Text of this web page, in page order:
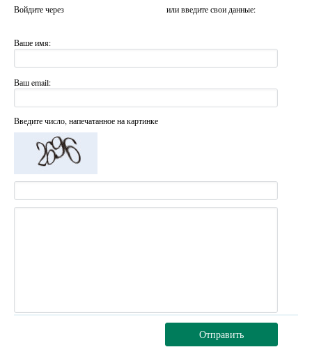
Войдите через или введите свои данные:
Ваше имя:
Ваш email:
Введите число, напечатанное на картинке
Отправить